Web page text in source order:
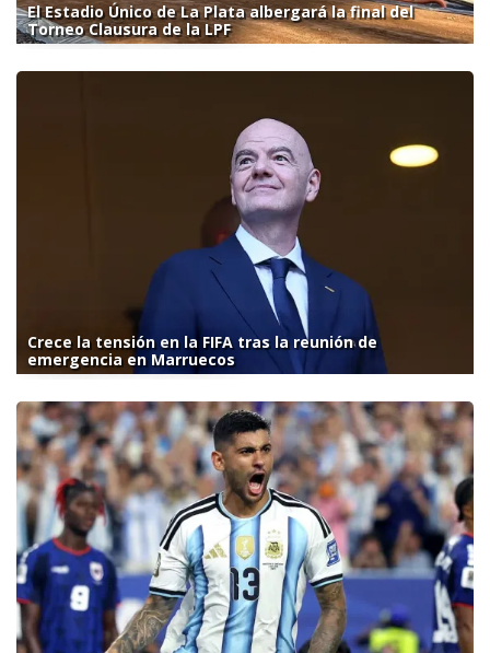
El Estadio Único de La Plata albergará la final del
Torneo Clausura de la LPF
Crece la tensión en la FIFA tras la reunión de
emergencia en Marruecos